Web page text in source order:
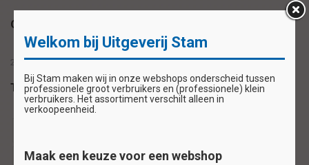
Omschrijving
28 stickers op 1 vel
Tags
schoolstickers stickervel
Welkom bij Uitgeverij Stam
Bij Stam maken wij in onze webshops onderscheid tussen
professionele groot verbruikers en (professionele) klein
verbruikers. Het assortiment verschilt alleen in
verkoopeenheid.
Maak een keuze voor een webshop